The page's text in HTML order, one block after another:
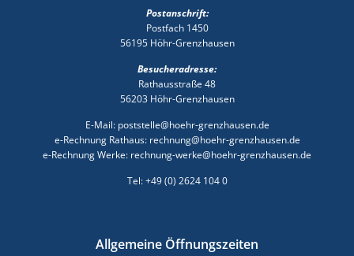
Postanschrift:
Postfach 1450
56195 Höhr-Grenzhausen
Besucheradresse:
Rathausstraße 48
56203 Höhr-Grenzhausen
E-Mail: poststelle@hoehr-grenzhausen.de
e-Rechnung Rathaus: rechnung@hoehr-grenzhausen.de
e-Rechnung Werke: rechnung-werke@hoehr-grenzhausen.de
Tel: +49 (0) 2624 104 0
Allgemeine Öffnungszeiten